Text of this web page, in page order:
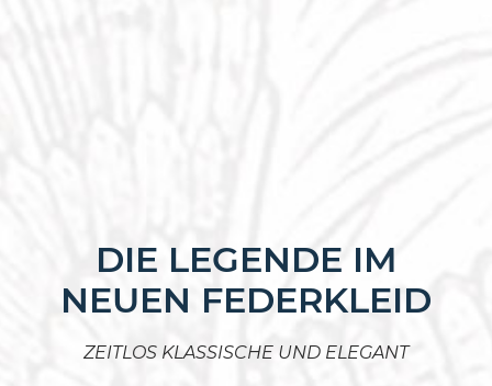
DIE LEGENDE IM
NEUEN FEDERKLEID
ZEITLOS KLASSISCHE UND ELEGANT